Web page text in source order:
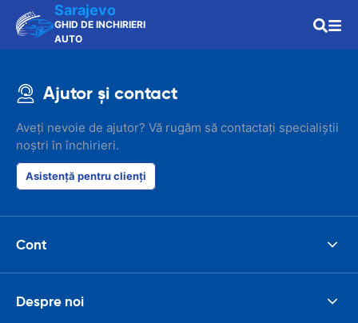
Sarajevo
GHID DE INCHIRIERI
AUTO
Ajutor și contact
Aveți nevoie de ajutor? Vă rugăm să contactați specialiștii
noștri în închirieri.
Asistență pentru clienți
Cont
Despre noi